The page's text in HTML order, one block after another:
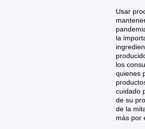
Usar
la
los
quienes
cuidado
de su
de la
más por